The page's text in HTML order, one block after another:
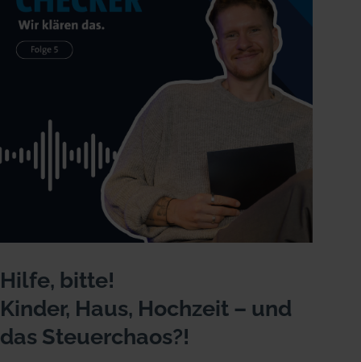
Hilfe, bitte!
Kinder, Haus, Hochzeit – und
das Steuerchaos?!